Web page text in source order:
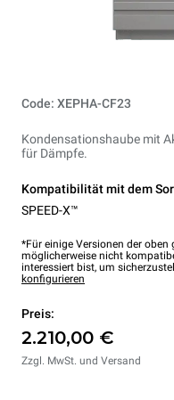
Code: XEPHA-CF23
Kondensationshaube mit
für Dämpfe.
Kompatibilität mit dem
SPEED-X™
*Für einige Versionen der
möglicherweise nicht
interessiert bist, um
konfigurieren
Preis:
2.210,00 €
Zzgl. MwSt. und Versand